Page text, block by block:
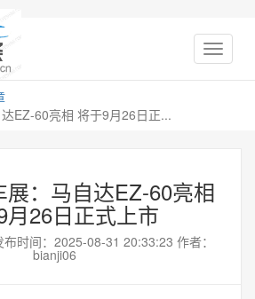
EZ-60亮相 将于9月26日正...
展：马自达EZ-60亮相
月26日正式上市
时间：2025-08-31 20:33:23 作者：
bianji06